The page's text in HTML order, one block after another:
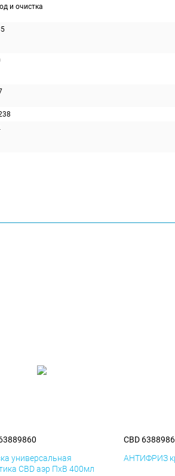
и очистка
универсальная
CBD аэр ПхВ 400мл
CBD
АНТИФРИЗ